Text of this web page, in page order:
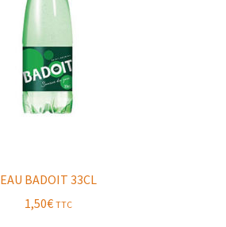
EAU BADOIT 33CL
1,50€ TTC